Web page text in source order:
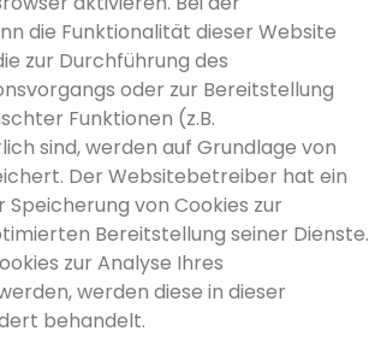
die Funktionalität dieser Website
zur Durchführung des
oder zur Bereitstellung
Funktionen (z.B.
sind, werden auf Grundlage von
Der Websitebetreiber hat ein
von Cookies zur
Bereitstellung seiner Dienste.
zur Analyse Ihres
werden diese in dieser
behandelt.